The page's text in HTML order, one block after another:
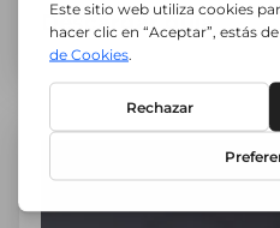
Descargar guía